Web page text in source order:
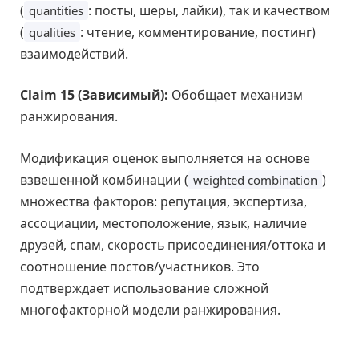
( quantities : посты, шеры, лайки), так и качеством
( qualities : чтение, комментирование, постинг)
взаимодействий.
Claim 15 (Зависимый): Обобщает механизм
ранжирования.
Модификация оценок выполняется на основе
взвешенной комбинации ( weighted combination )
множества факторов: репутация, экспертиза,
ассоциации, местоположение, язык, наличие
друзей, спам, скорость присоединения/оттока и
соотношение постов/участников. Это
подтверждает использование сложной
многофакторной модели ранжирования.